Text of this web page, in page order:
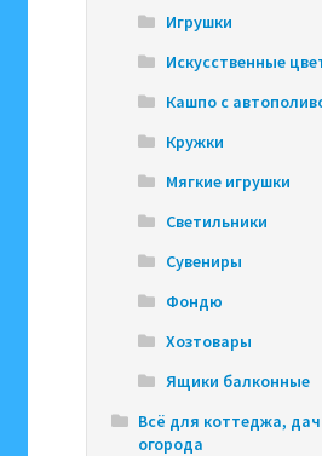
Игрушки
Искусственные
Кашпо с
Кружки
Мягкие игрушки
Светильники
Сувениры
Фондю
Хозтовары
Ящики балконные
Всё для коттеджа,
огорода